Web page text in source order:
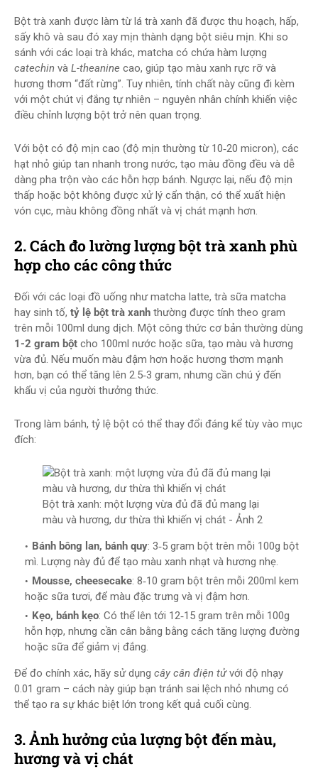
Bột trà xanh được làm từ lá trà xanh đã được thu hoạch, hấp,
sấy khô và sau đó xay mịn thành dạng bột siêu mịn. Khi so
sánh với các loại trà khác, matcha có chứa hàm lượng
catechin và L-theanine cao, giúp tạo màu xanh rực rỡ và
hương thơm “đất rừng”. Tuy nhiên, tính chất này cũng đi kèm
với một chút vị đắng tự nhiên – nguyên nhân chính khiến việc
điều chỉnh lượng bột trở nên quan trọng.
Với bột có độ mịn cao (độ mịn thường từ 10‑20 micron), các
hạt nhỏ giúp tan nhanh trong nước, tạo màu đồng đều và dễ
dàng pha trộn vào các hỗn hợp bánh. Ngược lại, nếu độ mịn
thấp hoặc bột không được xử lý cẩn thận, có thể xuất hiện
vón cục, màu không đồng nhất và vị chát mạnh hơn.
2. Cách đo lường lượng bột trà xanh phù
hợp cho các công thức
Đối với các loại đồ uống như matcha latte, trà sữa matcha
hay sinh tố, tỷ lệ bột trà xanh thường được tính theo gram
trên mỗi 100ml dung dịch. Một công thức cơ bản thường dùng
1-2 gram bột cho 100ml nước hoặc sữa, tạo màu và hương
vừa đủ. Nếu muốn màu đậm hơn hoặc hương thơm mạnh
hơn, bạn có thể tăng lên 2.5‑3 gram, nhưng cần chú ý đến
khẩu vị của người thưởng thức.
Trong làm bánh, tỷ lệ bột có thể thay đổi đáng kể tùy vào mục
đích:
Bột trà xanh: một lượng vừa đủ đã đủ mang lại
màu và hương, dư thừa thì khiến vị chát - Ảnh 2
Bánh bông lan, bánh quy: 3‑5 gram bột trên mỗi 100g bột
mì. Lượng này đủ để tạo màu xanh nhạt và hương nhẹ.
Mousse, cheesecake: 8‑10 gram bột trên mỗi 200ml kem
hoặc sữa tươi, để màu đặc trưng và vị đậm hơn.
Kẹo, bánh kẹo: Có thể lên tới 12‑15 gram trên mỗi 100g
hỗn hợp, nhưng cần cân bằng bằng cách tăng lượng đường
hoặc sữa để giảm vị đắng.
Để đo chính xác, hãy sử dụng cây cân điện tửvới độ nhạy
0.01 gram – cách này giúp bạn tránh sai lệch nhỏ nhưng có
thể tạo ra sự khác biệt lớn trong kết quả cuối cùng.
3. Ảnh hưởng của lượng bột đến màu,
hương và vị chát